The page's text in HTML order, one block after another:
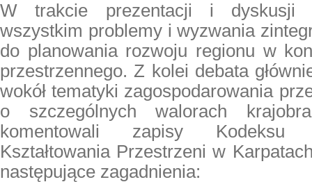
W trakcie prezentacji i dyskusji
wszystkim problemy i wyzwania
do planowania rozwoju regionu w
przestrzennego. Z kolei debata
wokół tematyki zagospodarowania
o szczególnych walorach
komentowali zapisy Kodeksu
Kształtowania Przestrzeni w
następujące zagadnienia: